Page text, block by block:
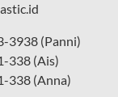
3938 (Panni)
338 (Ais)
338 (Anna)